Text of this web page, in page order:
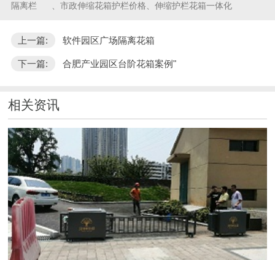
隔离栏
、市政伸缩花箱护栏价格、伸缩护栏花箱一体化
上一篇: 软件园区广场隔离花箱
下一篇: 合肥产业园区台阶花箱案例"
相关资讯